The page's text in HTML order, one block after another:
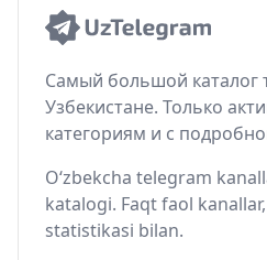
Самый большой каталог
Узбекистане. Только
категориям и с
O‘zbekcha telegram
katalogi. Faqt faol
statistikasi bilan.